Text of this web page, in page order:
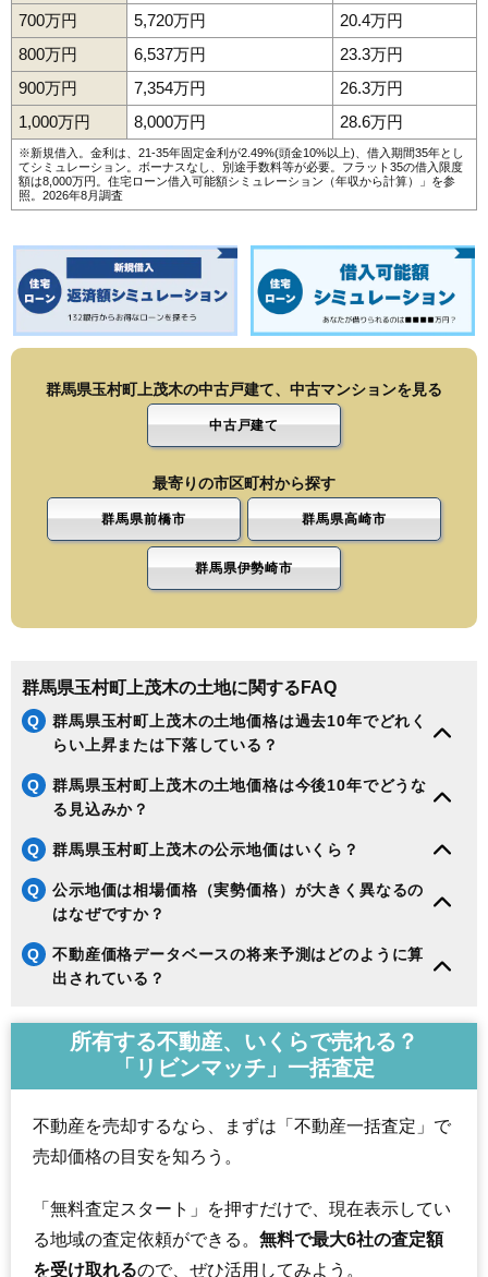
700万円
5,720万円
20.4万円
800万円
6,537万円
23.3万円
900万円
7,354万円
26.3万円
1,000万円
8,000万円 28.6万円
※新規借入。金利は、21-35年固定金利が2.49%(頭金10%以上)、借入期間35年とし
てシミュレーション。ボーナスなし、別途手数料等が必要。フラット35の借入限度
額は8,000万円。 住宅ローン借入可能額シミュレーション（年収から計算）
」を参
照。2026年8月調査
群馬県玉村町上茂木の中古戸建て、中古マンションを見る
中古戸建て
最寄りの市区町村から探す
群馬県前橋市 群馬県高崎市
群馬県伊勢崎市
群馬県玉村町上茂木の土地に関するFAQ
Q
群馬県玉村町上茂木の土地価格は過去10年でどれく
らい上昇または下落している？
Q
群馬県玉村町上茂木の土地価格は今後10年でどうな
る見込みか？
Q 群馬県玉村町上茂木の公示地価はいくら？
Q
公示地価は相場価格（実勢価格）が大きく異なるの
はなぜですか？
Q
不動産価格データベースの将来予測はどのように算
出されている？
所有する不動産、いくらで売れる？
「リビンマッチ」一括査定
不動産を売却するなら、まずは「不動産一括査定」で
売却価格の目安を知ろう。
「無料査定スタート」を押すだけで、現在表示してい
る地域の査定依頼ができる。 無料で最大6社の査定額
を受け取れるので、ぜひ活用してみよう。